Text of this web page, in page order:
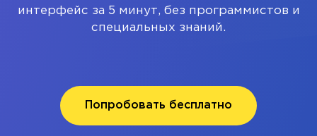
интерфейс за 5 минут, без программистов и
специальных знаний.
Попробовать бесплатно